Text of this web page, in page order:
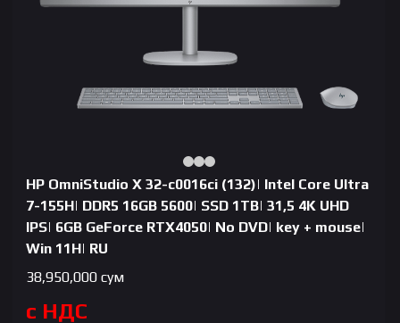
HP OmniStudio X 32-c0016ci (132)| Intel Core Ultra
7-155H| DDR5 16GB 5600| SSD 1TB| 31,5 4K UHD
IPS| 6GB GeForce RTX4050| No DVD| key + mouse|
Win 11H| RU
38,950,000 сум
с НДС